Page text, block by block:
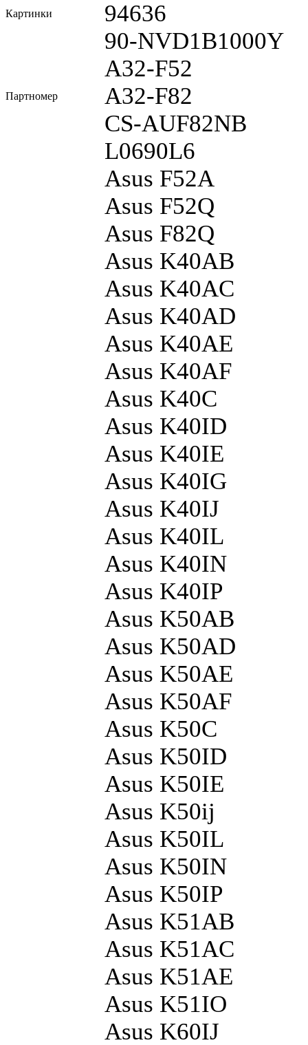
Картинки 94636
Партномер
90-NVD1B1000Y
A32-F52
A32-F82
CS-AUF82NB
L0690L6
Asus F52A
Asus F52Q
Asus F82Q
Asus K40AB
Asus K40AC
Asus K40AD
Asus K40AE
Asus K40AF
Asus K40C
Asus K40ID
Asus K40IE
Asus K40IG
Asus K40IJ
Asus K40IL
Asus K40IN
Asus K40IP
Asus K50AB
Asus K50AD
Asus K50AE
Asus K50AF
Asus K50C
Asus K50ID
Asus K50IE
Asus K50ij
Asus K50IL
Asus K50IN
Asus K50IP
Asus K51AB
Asus K51AC
Asus K51AE
Asus K51IO
Asus K60IJ